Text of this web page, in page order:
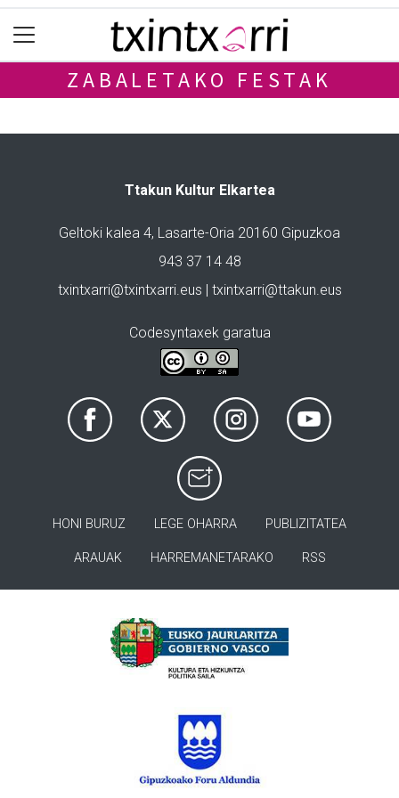
ZABALETAKO FESTAK
Ttakun Kultur Elkartea
Geltoki kalea 4, Lasarte-Oria 20160 Gipuzkoa
943 37 14 48
txintxarri@txintxarri.eus | txintxarri@ttakun.eus
Codesyntaxek garatua
HONI BURUZ LEGE OHARRA PUBLIZITATEA
ARAUAK HARREMANETARAKO RSS